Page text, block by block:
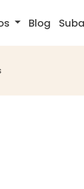
Blog